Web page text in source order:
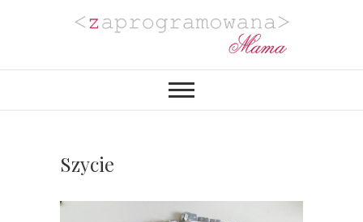
Zaprogramowana
Mama
ORGANIZACJI I REALIZACJI
WYJĄTKOWYCH WESEL.
Szycie